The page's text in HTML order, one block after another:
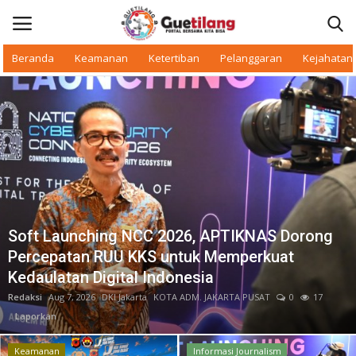
Beranda Keamanan Ketertiban Pelanggaran Kejahatan
Masuk Daftar
Beranda
Daerah
Makan Bergizi
Warkop Digital
Pelanggaran
Ketertiban
Informasi Journalism
Soft Launching NCC 2026, APTIKNAS Dorong
Percepatan RUU KKS untuk Memperkuat
Kedaulatan Digital Indonesia
Redaksi Aug 7, 2026 DKI Jakarta KOTA ADM. JAKARTA PUSAT 0
17
Laporkan
Keamanan Informasi Journalism